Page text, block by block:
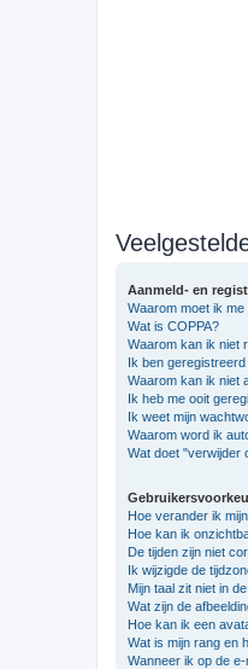
Aanmeld- en
Waarom moet ik
Wat is COPPA?
Waarom kan ik niet
Ik ben
Waarom kan ik niet
Ik heb me ooit
Ik weet mijn
Waarom word ik
Wat doet "verwijder
Hoe verander ik
Hoe kan ik
De tijden zijn niet
Ik wijzigde de
Mijn taal zit niet in
Wat zijn de
Hoe kan ik een
Wat is mijn rang en
Wanneer ik op de